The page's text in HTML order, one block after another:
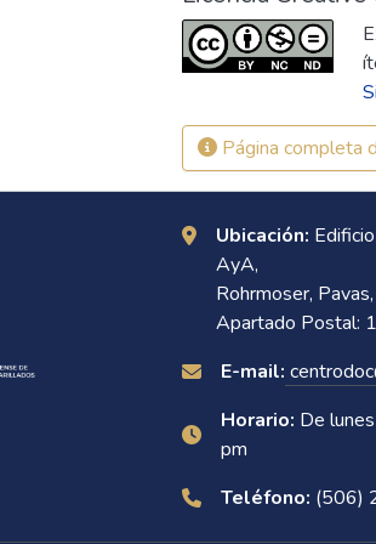
Página completa
Ubicación:
AyA,
Rohrmoser,
Apartado Postal:
E-mail:
Horario: De
pm
Teléfono: (506)